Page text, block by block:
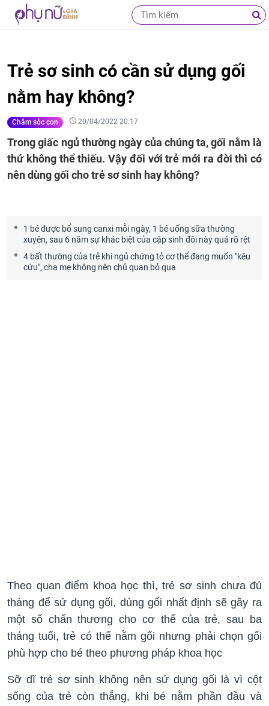
Trẻ sơ sinh có cần sử dụng gối
nằm hay không?
Chăm sóc con 20/04/2022 20:17
Trong giấc ngủ thường ngày của chúng ta, gối nằm là
thứ không thể thiếu. Vậy đối với trẻ mới ra đời thì có
nên dùng gối cho trẻ sơ sinh hay không?
1 bé được bổ sung canxi mỗi ngày, 1 bé uống sữa thường
xuyên, sau 6 năm sự khác biệt của cặp sinh đôi này quá rõ rệt
4 bất thường của trẻ khi ngủ chứng tỏ cơ thể đang muốn "kêu
cứu", cha mẹ không nên chủ quan bỏ qua
Theo quan điểm khoa học thì, trẻ sơ sinh chưa đủ
tháng để sử dụng gối, dùng gối nhất định sẽ gây ra
một số chấn thương cho cơ thể của trẻ, sau ba
tháng tuổi, trẻ có thể nằm gối nhưng phải chọn gối
phù hợp cho bé theo phương pháp khoa học
Sỡ dĩ trẻ sơ sinh không nên sử dụng gối là vì cột
sống của trẻ còn thẳng, khi bé nằm phần đầu và